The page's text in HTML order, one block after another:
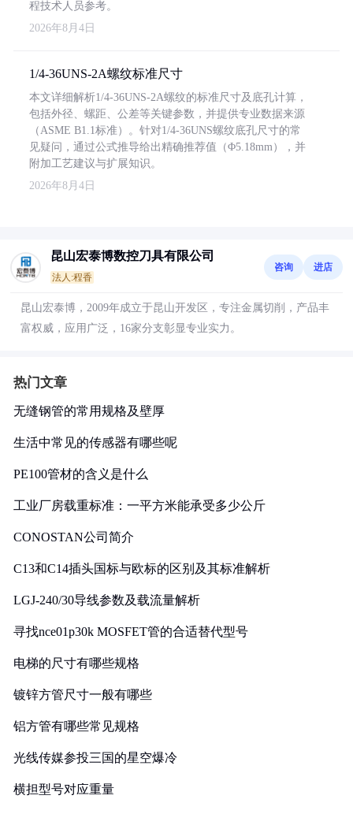
程技术人员参考。
2026年8月4日
1/4-36UNS-2A螺纹标准尺寸
本文详细解析1/4-36UNS-2A螺纹的标准尺寸及底孔计算，
包括外径、螺距、公差等关键参数，并提供专业数据来源
（ASME B1.1标准）。针对1/4-36UNS螺纹底孔尺寸的常
见疑问，通过公式推导给出精确推荐值（Φ5.18mm），并
附加工艺建议与扩展知识。
2026年8月4日
昆山宏泰博数控刀具有限公司
法人:程香
咨询 进店
昆山宏泰博，2009年成立于昆山开发区，专注金属切削，产品丰
富权威，应用广泛，16家分支彰显专业实力。
热门文章
无缝钢管的常用规格及壁厚
生活中常见的传感器有哪些呢
PE100管材的含义是什么
工业厂房载重标准：一平方米能承受多少公斤
CONOSTAN公司简介
C13和C14插头国标与欧标的区别及其标准解析
LGJ-240/30导线参数及载流量解析
寻找nce01p30k MOSFET管的合适替代型号
电梯的尺寸有哪些规格
镀锌方管尺寸一般有哪些
铝方管有哪些常见规格
光线传媒参投三国的星空爆冷
横担型号对应重量